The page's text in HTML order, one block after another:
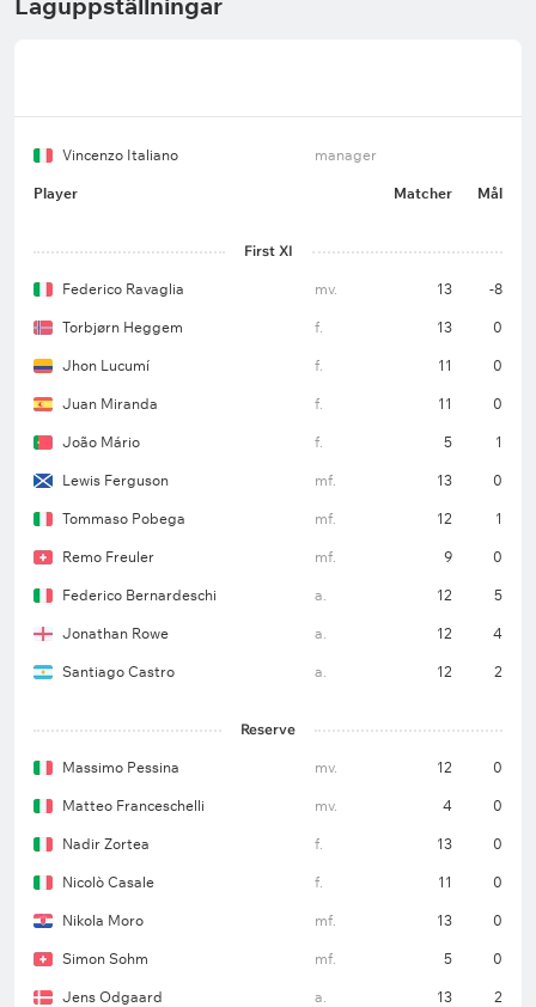
Vincenzo Italiano manager
Player Matcher Mål
First XI
Federico Ravaglia mv. 13 -8
Torbjørn Heggem f. 13 0
Jhon Lucumí f. 11 0
Juan Miranda f. 11 0
João Mário f. 5 1
Lewis Ferguson mf. 13 0
Tommaso Pobega mf. 12 1
Remo Freuler mf. 9 0
Federico Bernardeschi a. 12 5
Jonathan Rowe a. 12 4
Santiago Castro a. 12 2
Reserve
Massimo Pessina mv. 12 0
Matteo Franceschelli mv. 4 0
Nadir Zortea f. 13 0
Nicolò Casale f. 11 0
Nikola Moro mf. 13 0
Simon Sohm mf. 5 0
Jens Odgaard a. 13 2